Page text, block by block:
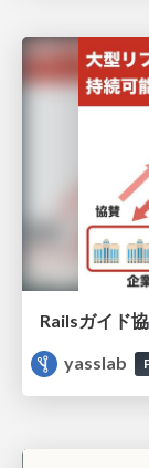
Railsガイド
yasslab